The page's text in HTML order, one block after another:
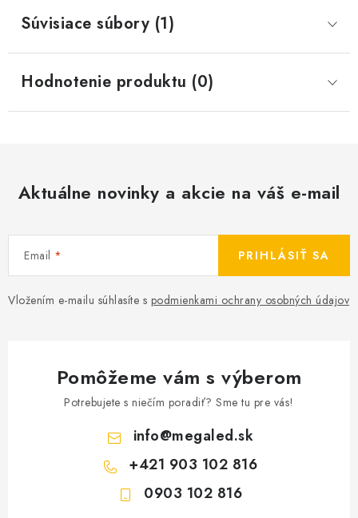
Súvisiace súbory (1)
Hodnotenie produktu (0)
Aktuálne novinky a akcie na váš e-mail
Email
Vložením e-mailu súhlasíte s podmienkami ochrany osobných údajov
PRIHLÁSIŤ SA
Pomôžeme vám s výberom
Potrebujete s niečím poradiť? Sme tu pre vás!
info@megaled.sk
+421 903 102 816
0903 102 816